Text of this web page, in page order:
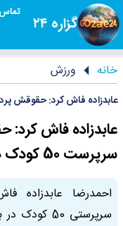
گزاره ۲۴
تماس
خانه ورزش
عابدزاده فاش کرد: حقوقش پرداخت
عابدزاده فاش کرد:
سرپرست 50 کودک در بهزیستی هستم!
احمدرضا
سرپرستی 50